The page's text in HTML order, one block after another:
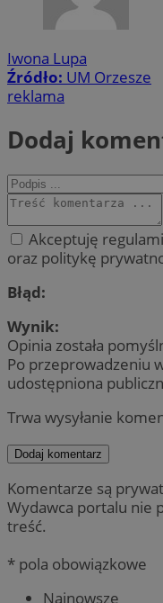
Iwona Lupa
Źródło: UM Orzesze
reklama
Dodaj
Akceptuję
oraz politykę
Błąd:
Wynik:
Opinia została
Po przeprowadzeniu
udostępniona
Trwa wysyłanie
Dodaj komentarz
Komentarze są
Wydawca portalu nie
treść.
* pola obowiązkowe
Najnowsze